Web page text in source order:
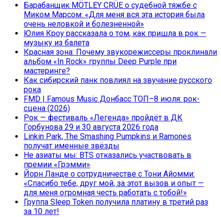
Барабанщик MÖTLEY CRÜE о судебной тяжбе с
Миком Марсом: «Для меня вся эта история была
очень неловкой и болезненной»
Юлия Кроу рассказала о том, как пришла в рок —
музыку из балета
Красная зона: Почему звукорежиссеры проклинали
альбом «In Rock» группы Deep Purple при
мастеринге?
Как сибирский панк повлиял на звучание русского
рока
FMD | Famous Music Донбасс ТОП–8 июля: рок-
сцена (2026)
Рок — фестиваль «Легенда» пройдёт в ДК
Горбунова 29 и 30 августа 2026 года
Linkin Park, The Smashing Pumpkins и Ramones
получат именные звёзды
Не азиаты мы: BTS отказались участвовать в
премии «Грэмми»
Йорн Ланде о сотрудничестве с Тони Айомми:
«Спасибо тебе, друг мой, за этот вызов и опыт —
для меня огромная честь работать с тобой!»
Группа Sleep Token получила платину в третий раз
за 10 лет!